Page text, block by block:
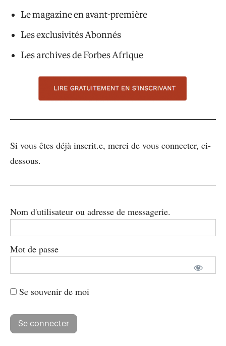
Le magazine en avant-première
Les exclusivités Abonnés
Les archives de Forbes Afrique
Si vous êtes déjà inscrit.e, merci de vous connecter, ci-
dessous.
Nom d'utilisateur ou adresse de messagerie.
Mot de passe
Se souvenir de moi